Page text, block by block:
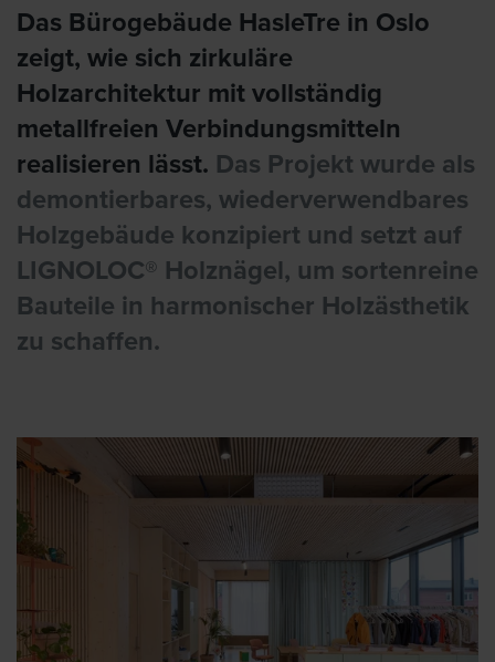
Das Bürogebäude HasleTre in Oslo
zeigt, wie sich zirkuläre
Holzarchitektur mit vollständig
metallfreien Verbindungsmitteln
realisieren lässt. Das Projekt wurde als
demontierbares, wiederverwendbares
Holzgebäude konzipiert und setzt auf
LIGNOLOC® Holznägel, um sortenreine
Bauteile in harmonischer Holzästhetik
zu schaffen.